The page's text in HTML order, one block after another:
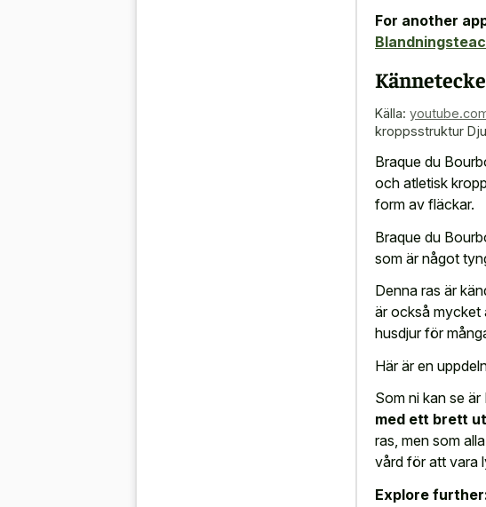
For another
Källa:
kroppsstruktur
Braque du
och atletisk
form av fläckar.
Braque du
som är något
Denna ras är
är också mycket
husdjur för
Här är en
Som ni kan se
med ett brett
ras, men som
vård för att vara
Explore